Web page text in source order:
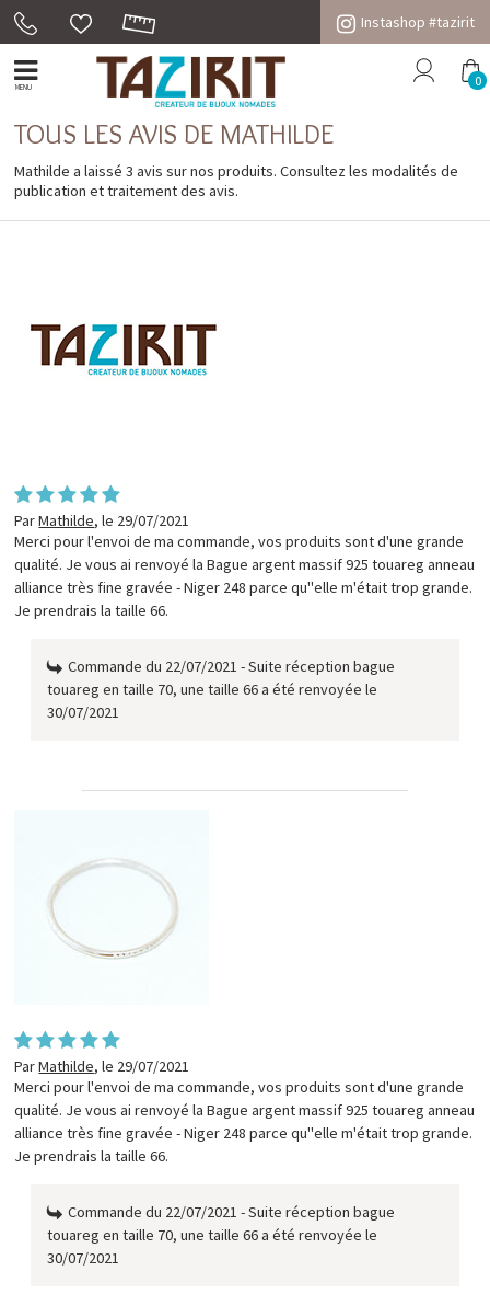
Instashop #tazirit
MENU 0
TOUS LES AVIS DE MATHILDE
Mathilde a laissé 3 avis sur nos produits. Consultez lesmodalités de
publication et traitement des avis.
ParMathilde,le 29/07/2021
Merci pour l'envoi de ma commande, vos produits sont d'une grande
qualité. Je vous ai renvoyé la Bague argent massif 925 touareg anneau
alliance très fine gravée - Niger 248 parce qu"elle m'était trop grande.
Je prendrais la taille 66.
Commande du 22/07/2021 - Suite réception bague
touareg en taille 70, une taille 66 a été renvoyée le
30/07/2021
ParMathilde,le 29/07/2021
Merci pour l'envoi de ma commande, vos produits sont d'une grande
qualité. Je vous ai renvoyé la Bague argent massif 925 touareg anneau
alliance très fine gravée - Niger 248 parce qu"elle m'était trop grande.
Je prendrais la taille 66.
Commande du 22/07/2021 - Suite réception bague
touareg en taille 70, une taille 66 a été renvoyée le
30/07/2021